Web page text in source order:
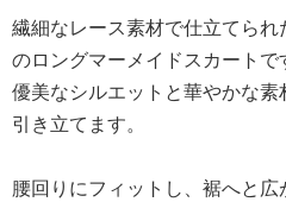
繊細なレース素材で仕立てら
のロングマーメイドスカートで
優美なシルエットと華やかな
引き立てます。
腰回りにフィットし、裾へと広